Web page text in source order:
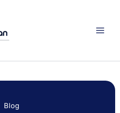
Blog